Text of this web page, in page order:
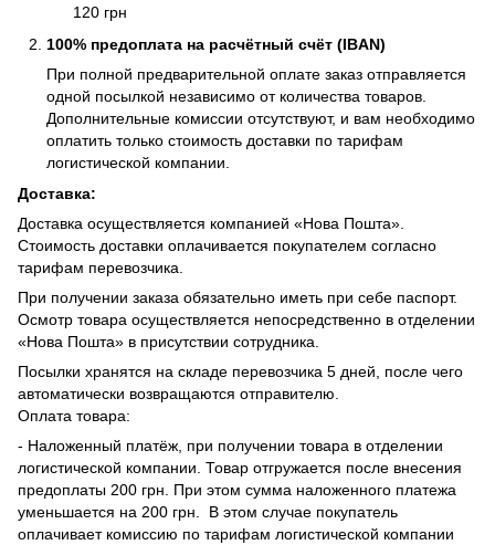
120 грн
100% предоплата на расчётный счёт (IBAN)
При полной предварительной оплате заказ отправляется
одной посылкой независимо от количества товаров.
Дополнительные комиссии отсутствуют, и вам необходимо
оплатить только стоимость доставки по тарифам
логистической компании.
Доставка:
Доставка осуществляется компанией «Нова Пошта».
Стоимость доставки оплачивается покупателем согласно
тарифам перевозчика.
При получении заказа обязательно иметь при себе паспорт.
Осмотр товара осуществляется непосредственно в отделении
«Нова Пошта» в присутствии сотрудника.
Посылки хранятся на складе перевозчика 5 дней, после чего
автоматически возвращаются отправителю.
Оплата товара:
- Наложенный платёж, при получении товара в отделении
логистической компании. Товар отгружается после внесения
предоплаты 200 грн. При этом сумма наложенного платежа
уменьшается на 200 грн. В этом случае покупатель
оплачивает комиссию по тарифам логистической компании